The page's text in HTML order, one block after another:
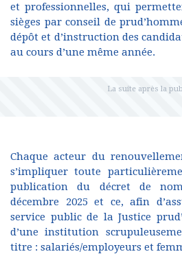
et professionnelles, qui
sièges par conseil de
dépôt et d’instruction des
au cours d’une même année.
Chaque acteur du
s’impliquer toute
publication du décret de
décembre 2025 et ce, afin
service public de la Justice
d’une institution
titre : salariés/employeurs et